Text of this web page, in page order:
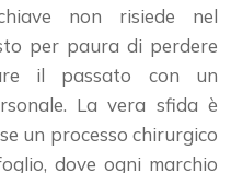
non risiede nel
per paura di perdere
il passato con un
La vera sfida è
un processo chirurgico
dove ogni marchio